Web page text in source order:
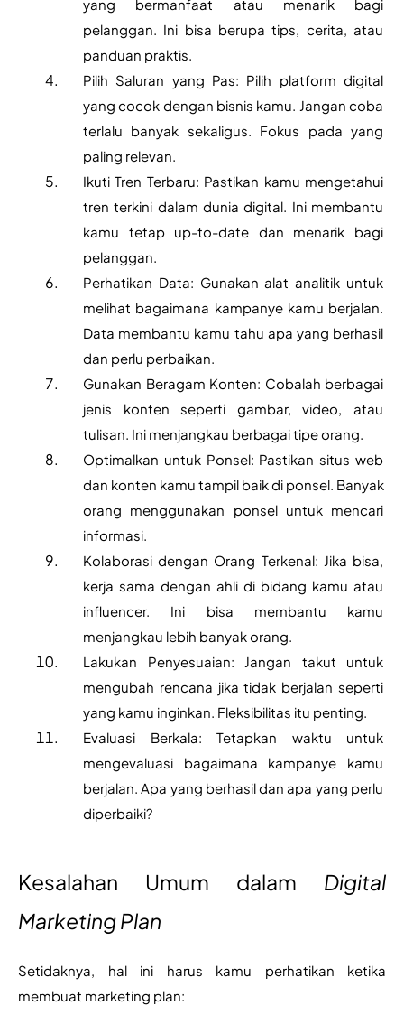
yang bermanfaat atau menarik bagi
pelanggan. Ini bisa berupa tips, cerita, atau
panduan praktis.
Pilih Saluran yang Pas: Pilih platform digital
yang cocok dengan bisnis kamu. Jangan coba
terlalu banyak sekaligus. Fokus pada yang
paling relevan.
Ikuti Tren Terbaru: Pastikan kamu mengetahui
tren terkini dalam dunia digital. Ini membantu
kamu tetap up-to-date dan menarik bagi
pelanggan.
Perhatikan Data: Gunakan alat analitik untuk
melihat bagaimana kampanye kamu berjalan.
Data membantu kamu tahu apa yang berhasil
dan perlu perbaikan.
Gunakan Beragam Konten: Cobalah berbagai
jenis konten seperti gambar, video, atau
tulisan. Ini menjangkau berbagai tipe orang.
Optimalkan untuk Ponsel: Pastikan situs web
dan konten kamu tampil baik di ponsel. Banyak
orang menggunakan ponsel untuk mencari
informasi.
Kolaborasi dengan Orang Terkenal: Jika bisa,
kerja sama dengan ahli di bidang kamu atau
influencer. Ini bisa membantu kamu
menjangkau lebih banyak orang.
Lakukan Penyesuaian: Jangan takut untuk
mengubah rencana jika tidak berjalan seperti
yang kamu inginkan. Fleksibilitas itu penting.
Evaluasi Berkala: Tetapkan waktu untuk
mengevaluasi bagaimana kampanye kamu
berjalan. Apa yang berhasil dan apa yang perlu
diperbaiki?
Kesalahan Umum dalam Digital
Marketing Plan
Setidaknya, hal ini harus kamu perhatikan ketika
membuat marketing plan: